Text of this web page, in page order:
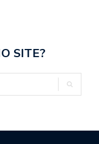
SITE?